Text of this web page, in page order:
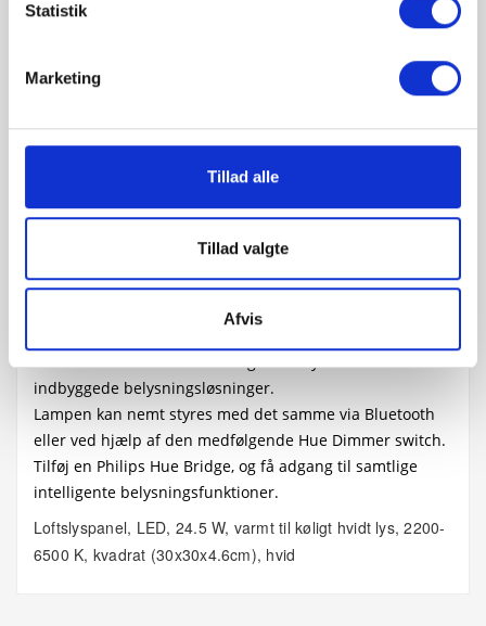
Statistik
Marketing
Tillad alle
Tillad valgte
Afvis
Beskrivelse
Produkt information
Aurelle får du et varmt til køligt hvidt lys med
indbyggede belysningsløsninger.
Lampen kan nemt styres med det samme via Bluetooth
eller ved hjælp af den medfølgende Hue Dimmer switch.
Tilføj en Philips Hue Bridge, og få adgang til samtlige
intelligente belysningsfunktioner.
Loftslyspanel, LED, 24.5 W, varmt til køligt hvidt lys, 2200-
6500 K, kvadrat (30x30x4.6cm), hvid